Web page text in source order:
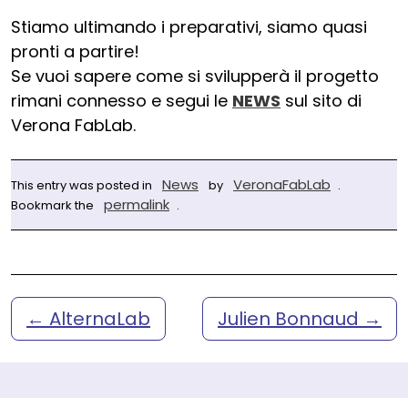
Stiamo ultimando i preparativi, siamo quasi
pronti a partire!
Se vuoi sapere come si svilupperà il progetto
rimani connesso e segui le NEWS sul sito di
Verona FabLab.
This entry was posted in News by VeronaFabLab .
Bookmark the
permalink .
← AlternaLab Julien Bonnaud →